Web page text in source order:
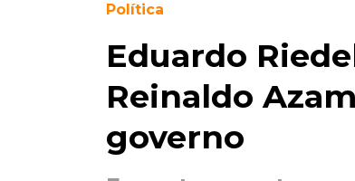
Política
Eduardo
Reinaldo
governo